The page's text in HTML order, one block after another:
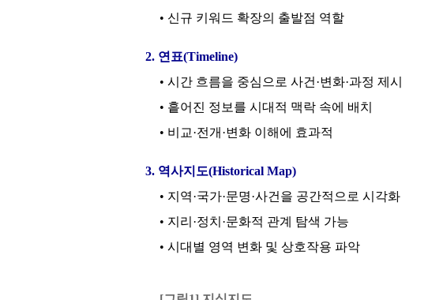
• 신규 키워드 확장의 출발점 역할
2. 연표(Timeline)
• 시간 흐름을 중심으로 사건·변화·과정 제시
• 흩어진 정보를 시대적 맥락 속에 배치
• 비교·전개·변화 이해에 효과적
3. 역사지도(Historical Map)
• 지역·국가·문명·사건을 공간적으로 시각화
• 지리·정치·문화적 관계 탐색 가능
• 시대별 영역 변화 및 상호작용 파악